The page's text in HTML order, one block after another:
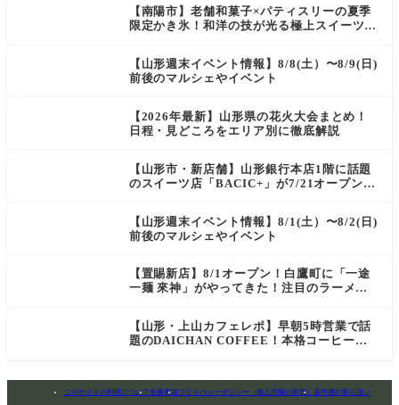
【南陽市】老舗和菓子×パティスリーの夏季
限定かき氷！和洋の技が光る極上スイーツ｜
【山形週末イベント情報】8/8(土）〜8/9(日)
前後のマルシェやイベント
【2026年最新】山形県の花火大会まとめ！
日程・見どころをエリア別に徹底解説
【山形市・新店舗】山形銀行本店1階に話題
のスイーツ店「BACIC+」が7/21オープン！
【山形週末イベント情報】8/1(土）〜8/2(日)
前後のマルシェやイベント
【置賜新店】8/1オープン！白鷹町に「一途
一麺 來神」がやってきた！注目のラーメン
【山形・上山カフェレポ】早朝5時営業で話
題のDAICHAN COFFEE！本格コーヒーを
このサイトの利用について免責事項プライバシーポリシー（個人情報の取扱） 著作権の取り扱い